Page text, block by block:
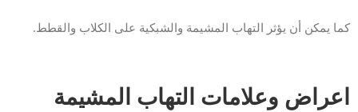
كما يمكن أن يؤثر التهاب المشيمة والشبكية على الكلاب والقطط.
اعراض وعلامات التهاب المشيمة